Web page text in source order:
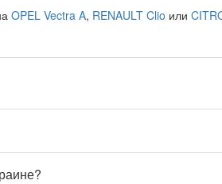
OPEL Vectra A, RENAULT Clio или